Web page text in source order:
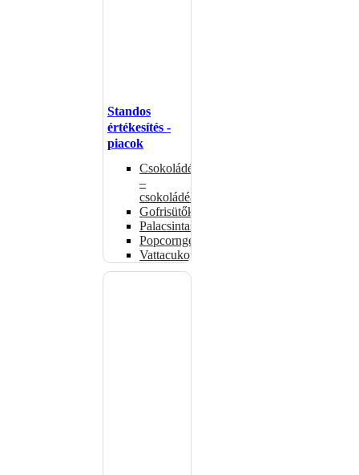
Standos
értékesítés -
piacok
Csokoládémelegítők
–
csokoládéadagolók
Gofrisütők
Palacsintasütők
Popcorngépek
Vattacukorgép